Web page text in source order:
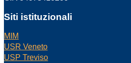
Siti istituzionali
MIM
USR Veneto
USP Treviso